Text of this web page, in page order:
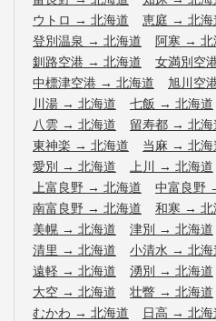
ウトロ → 北海道 恵庭 → 北海
登別温泉 → 北海道 阿寒 → 北
釧路空港 → 北海道 女満別空
中標津空港 → 北海道 旭川空
川湯 → 北海道 七飯 → 北海道
八雲 → 北海道 留寿都 → 北海
東神楽 → 北海道 当麻 → 北海
愛別 → 北海道 上川 → 北海道
上富良野 → 北海道 中富良野
南富良野 → 北海道 和寒 → 北
美幌 → 北海道 津別 → 北海道
清里 → 北海道 小清水 → 北海
遠軽 → 北海道 湧別 → 北海道
大空 → 北海道 壮瞥 → 北海道
むかわ → 北海道 日高 → 北海